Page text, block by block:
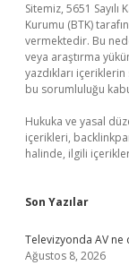
Sitemiz, 5651
Kurumu (BTK)
vermektedir. Bu
veya araştırma
yazdıkları
bu sorumluluğu
Hukuka ve yasal
içerikleri,
halinde, ilgili
Son Yazılar
Televizyonda AV ne
Ağustos 8, 2026